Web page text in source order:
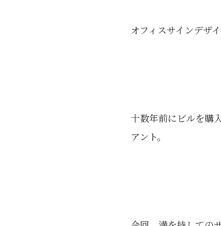
オフィスサインデザ
十数年前にビルを購
アント。